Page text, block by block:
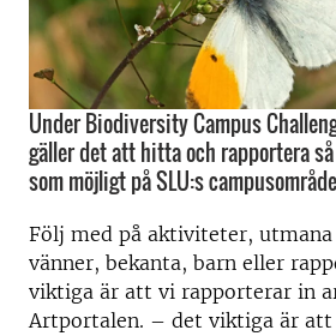
Under Biodiversity ­Campus
gäller det att hitta och rapportera
som möjligt på SLU:s
Följ med på aktiviteter, utmana
vänner, bekanta, barn eller
viktiga är att vi rapporterar in
Artportalen. – det viktiga är